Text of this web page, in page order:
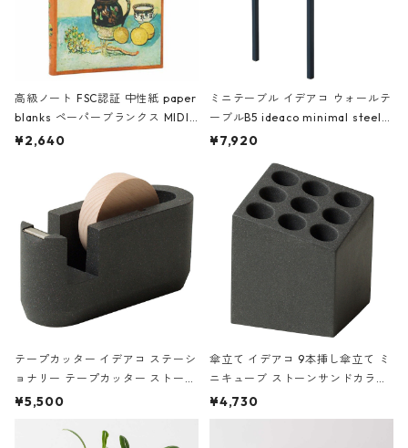
高級ノート FSC認証 中性紙 paper
blanks ペーパーブランクス MIDI
ハードカバー 罫線 ヴァン・ゴッホ
¥2,640
ミニテーブル イデアコ ウォールテ
ーブルB5 ideaco minimal steel f
urniture WALL Table B5 ネイビー
¥7,920
テープカッター イデアコ ステーシ
ョナリー テープカッター ストーン
サンドカラー 石調 ideaco Station
¥5,500
傘立て イデアコ 9本挿し傘立て ミ
ニキューブ ストーンサンドカラー
石調 ideaco Umbrella Stand CUB
E ストーンサンドブラック
¥4,730